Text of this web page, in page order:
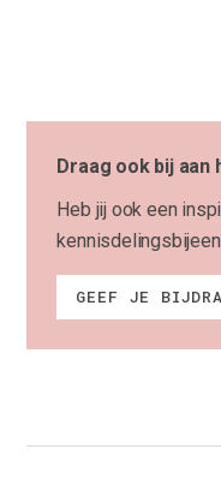
Draag ook bij aan
Heb jij ook een
GEEF JE